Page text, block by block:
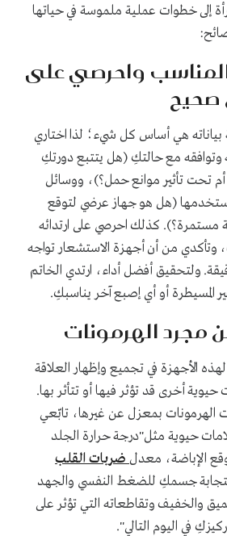
إلى خطوات عملية ملموسة في حياتها
واحرصي على
صحيح
بياناته هي أساس كل شيء؛ لذا اختاري
وتوافقه مع حالتكِ (هل يتتبع دورتكِ
تحت تأثير موانع حمل؟)، ووسائل
(هل هو جهاز عرضي لتوقع
مستمرة؟). كذلك احرصي على ارتدائه
وتأكدي من أن أجهزة الاستشعار تواجه
ولتحقيق أفضل أداء، ارتدي الخاتم
المسيطرة أو أي إصبع آخر يناسبكِ.
مجرد الهرمونات
الأجهزة في تجميع وإظهار العلاقة
أخرى قد تؤثر فيها أو تتأثر بها.
الهرمونات بمعزل عن غيرها، تابّعي
حيوية مثل"درجة حرارة الجلد
الإباضة، معدل ضربات القلب
جسمكِ للضغط النفسي والجهد
والخفيف وتقاطعاته التي تؤثر على
في اليوم التالي".